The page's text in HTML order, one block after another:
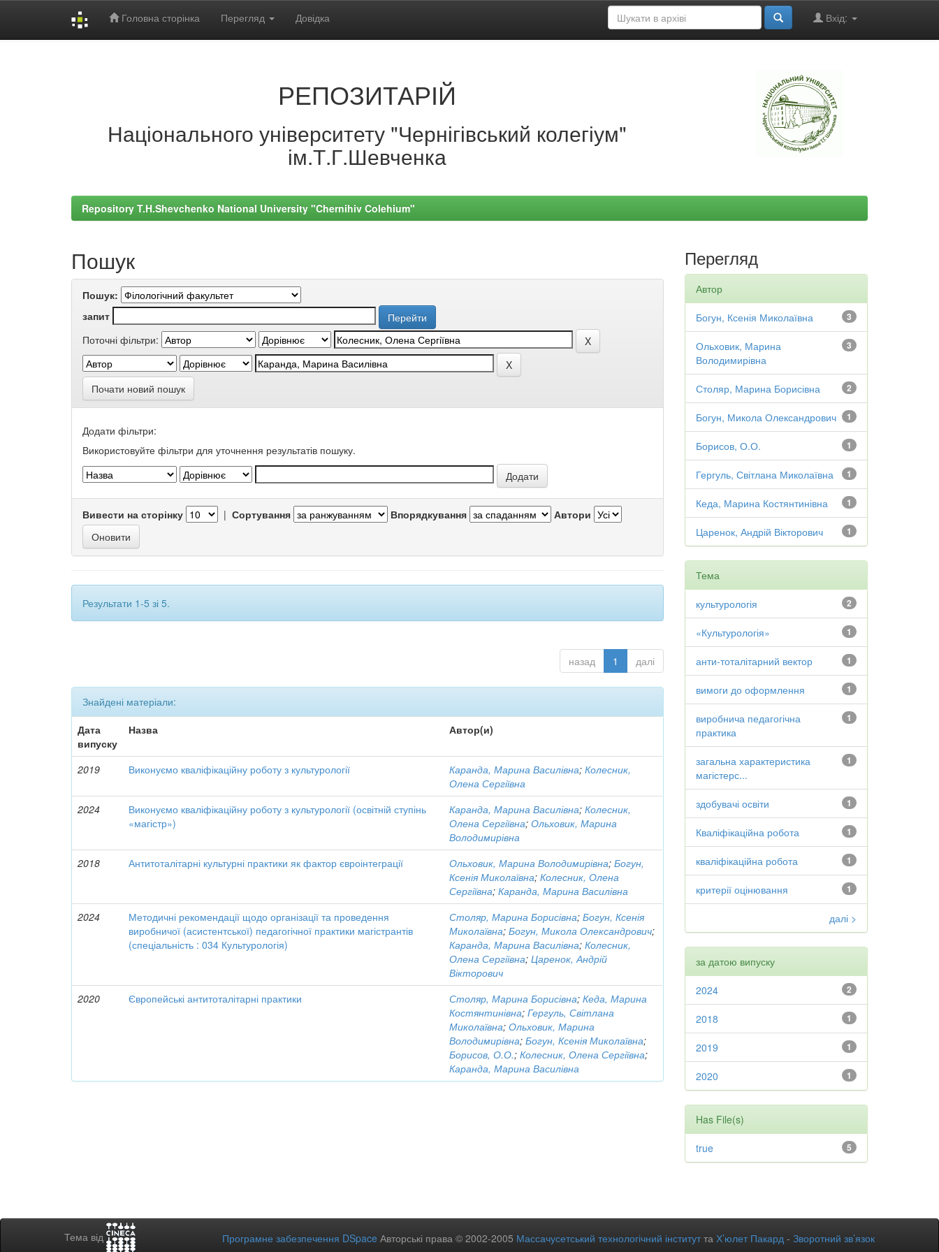
Головна сторінка Перегляд Довідка Вхід:
РЕПОЗИТАРІЙ
Національного університету "Чернігівський колегіум"
ім.Т.Г.Шевченка
Repository T.H.Shevchenko National University "Chernihiv Colehium"
Пошук
Пошук:
запит
Поточні фільтри:
Почати новий пошук
Додати фільтри:
Використовуйте фільтри для уточнення результатів пошуку.
Вивести на сторінку | Сортування Впорядкування Автори
Результати 1-5 зі 5.
назад 1 далі
Знайдені матеріали:
Дата
випуску
Назва Автор(и)
2019 Виконуємо кваліфікаційну роботу з культурології Каранда, Марина Василівна;Колесник,
Олена Сергіївна
2024
Виконуємо кваліфікаційну роботу з культурології (освітній ступінь
«магістр»)
Каранда, Марина Василівна;Колесник,
Олена Сергіївна;Ольховик, Марина
Володимирівна
2018
Антитоталітарні культурні практики як фактор євроінтеграції Ольховик, Марина Володимирівна;Богун,
Ксенія Миколаївна;Колесник, Олена
Сергіївна;Каранда, Марина Василівна
2024
Методичні рекомендації щодо організації та проведення
виробничої (асистентської) педагогічної практики магістрантів
(спеціальність : 034 Культурологія)
Столяр, Марина Борисівна;Богун, Ксенія
Миколаївна;Богун, Микола Олександрович;
Каранда, Марина Василівна;Колесник,
Олена Сергіївна;Царенок, Андрій
Вікторович
2020
Європейські антитоталітарні практики Столяр, Марина Борисівна;Кеда, Марина
Костянтинівна;Гергуль, Світлана
Миколаївна;Ольховик, Марина
Володимирівна;Богун, Ксенія Миколаївна;
Борисов, О.О.;Колесник, Олена Сергіївна;
Каранда, Марина Василівна
Перегляд
Автор
3
Богун, Ксенія Миколаївна
3
Ольховик, Марина
Володимирівна
2
Столяр, Марина Борисівна
1
Богун, Микола Олександрович
1
Борисов, О.О.
1
Гергуль, Світлана Миколаївна
1
Кеда, Марина Костянтинівна
1
Царенок, Андрій Вікторович
Тема
2
культурологія
1
«Культурологія»
1
анти-тоталітарний вектор
1
вимоги до оформлення
1
виробнича педагогічна
практика
1
загальна характеристика
магістерс...
1
здобувачі освіти
1
Кваліфікаційна робота
1
кваліфікаційна робота
1
критерії оцінювання
далі >
за датою випуску
2
2024
1
2018
1
2019
1
2020
Has File(s)
5
true
Тема від Програмне забезпечення DSpace Авторські права © 2002-2005 Массачусетський технологічний інститутта Х’юлет Пакард - Зворотний зв’язок